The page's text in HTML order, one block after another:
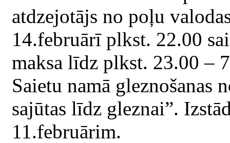
atdzejotājs no poļu
14.februārī plkst. 22.00
maksa līdz plkst. 23.00 –
Saietu namā gleznošanas
sajūtas līdz gleznai”.
11.februārim.